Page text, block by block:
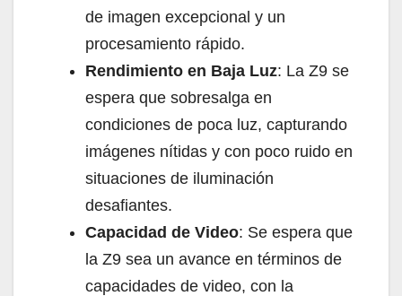
de imagen excepcional y un
procesamiento rápido.
Rendimiento en Baja Luz: La Z9 se
espera que sobresalga en
condiciones de poca luz, capturando
imágenes nítidas y con poco ruido en
situaciones de iluminación
desafiantes.
Capacidad de Video: Se espera que
la Z9 sea un avance en términos de
capacidades de video, con la